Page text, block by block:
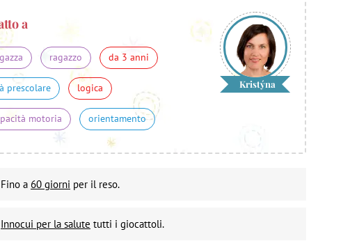
a
ragazzo da 3 anni
prescolare logica
motoria orientamento
Kristýna
Fino a 60 giorni per il reso.
Innocui per la salute tutti i giocattoli.